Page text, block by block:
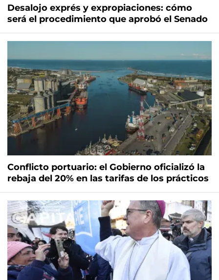
Desalojo exprés y expropiaciones: cómo
será el procedimiento que aprobó el Senado
Conflicto portuario: el Gobierno oficializó la
rebaja del 20% en las tarifas de los prácticos